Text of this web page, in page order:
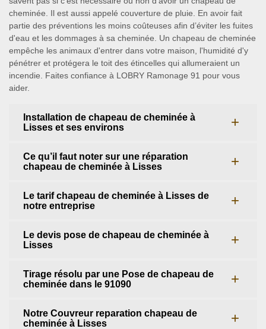
cheminée. Il est aussi appelé couverture de pluie. En avoir fait
partie des préventions les moins coûteuses afin d’éviter les fuites
d'eau et les dommages à sa cheminée. Un chapeau de cheminée
empêche les animaux d'entrer dans votre maison, l'humidité d'y
pénétrer et protégera le toit des étincelles qui allumeraient un
incendie. Faites confiance à LOBRY Ramonage 91 pour vous
aider.
Installation de chapeau de cheminée à
Lisses et ses environs
Ce qu’il faut noter sur une réparation
chapeau de cheminée à Lisses
Le tarif chapeau de cheminée à Lisses de
notre entreprise
Le devis pose de chapeau de cheminée à
Lisses
Tirage résolu par une Pose de chapeau de
cheminée dans le 91090
Notre Couvreur reparation chapeau de
cheminée à Lisses